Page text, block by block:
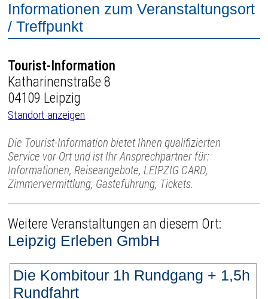
Informationen zum Veranstaltungsort
/ Treffpunkt
Tourist-Information
Katharinenstraße 8
04109 Leipzig
Standort anzeigen
Die Tourist-Information bietet Ihnen qualifizierten
Service vor Ort und ist Ihr Ansprechpartner für:
Informationen, Reiseangebote, LEIPZIG CARD,
Zimmervermittlung, Gästeführung, Tickets.
Weitere Veranstaltungen an diesem Ort:
Leipzig Erleben GmbH
Die Kombitour 1h Rundgang + 1,5h
Rundfahrt